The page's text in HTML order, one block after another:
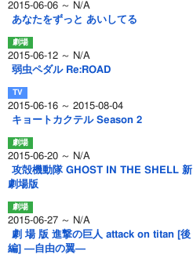
2015-06-06 ～ N/A
あなたをずっと あいしてる
2015-06-12 ～ N/A
弱虫ペダル Re:ROAD
2015-06-16 ～ 2015-08-04
キョートカクテル Season 2
2015-06-20 ～ N/A
攻殻機動隊 GHOST IN THE SHELL 新
劇場版
2015-06-27 ～ N/A
劇 場 版 進撃の巨人 attack on titan [後
編] ―自由の翼―